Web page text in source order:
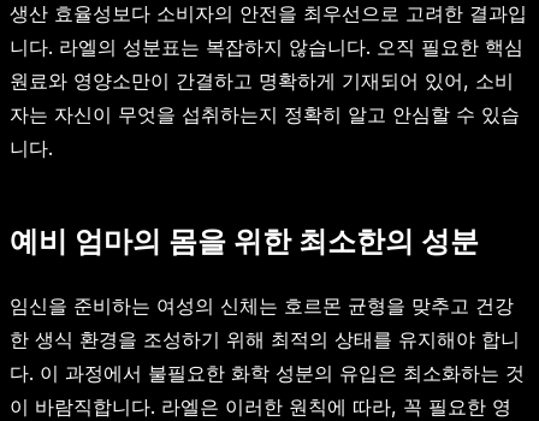
생산 효율성보다 소비자의 안전을 최우선으로 고려한 결과입
니다. 라엘의 성분표는 복잡하지 않습니다. 오직 필요한 핵심
원료와 영양소만이 간결하고 명확하게 기재되어 있어, 소비
자는 자신이 무엇을 섭취하는지 정확히 알고 안심할 수 있습
니다.
예비 엄마의 몸을 위한 최소한의 성분
임신을 준비하는 여성의 신체는 호르몬 균형을 맞추고 건강
한 생식 환경을 조성하기 위해 최적의 상태를 유지해야 합니
다. 이 과정에서 불필요한 화학 성분의 유입은 최소화하는 것
이 바람직합니다. 라엘은 이러한 원칙에 따라, 꼭 필요한 영